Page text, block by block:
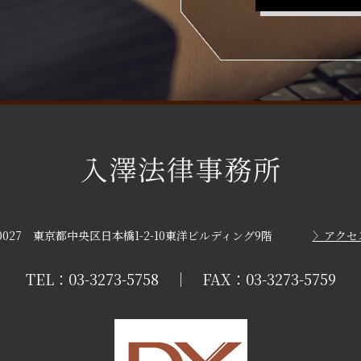
東京都中央区日本橋1-2-10東洋ビルディング9階 〉アクセ
TEL：03-3273-5758 ｜ FAX：03-3273-5759